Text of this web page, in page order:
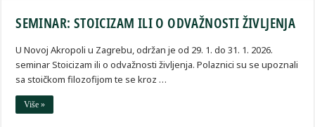
SEMINAR: STOICIZAM ILI O ODVAŽNOSTI ŽIVLJENJA
U Novoj Akropoli u Zagrebu, održan je od 29. 1. do 31. 1. 2026.
seminar Stoicizam ili o odvažnosti življenja. Polaznici su se upoznali
sa stoičkom filozofijom te se kroz …
Više »